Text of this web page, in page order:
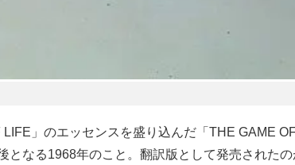
」のエッセンスを盛り込んだ「THE GAME
なる1968年のこと。翻訳版として発売された